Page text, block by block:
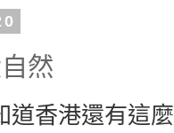
然
道香港還有這